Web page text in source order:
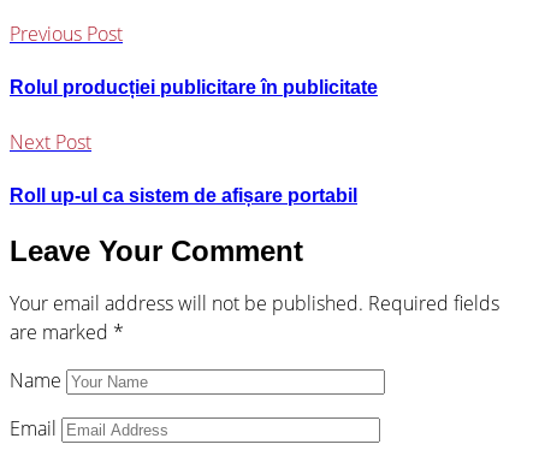
Previous Post
Rolul producției publicitare în publicitate
Next Post
Roll up-ul ca sistem de afișare portabil
Leave Your Comment
Your email address will not be published. Required fields
are marked *
Name
Email